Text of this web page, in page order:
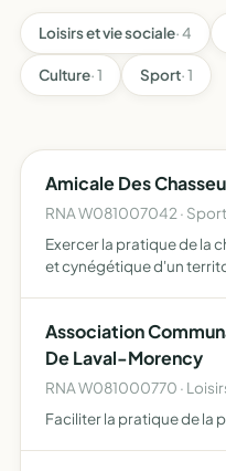
Loisirs et vie sociale· 4
Culture· 1 Sport· 1
Amicale Des
RNA W081007042 · Sport
Exercer la pratique de la
et cynégétique d'un
Association
De Laval-Morency
RNA W081000770 ·
Faciliter la pratique de la